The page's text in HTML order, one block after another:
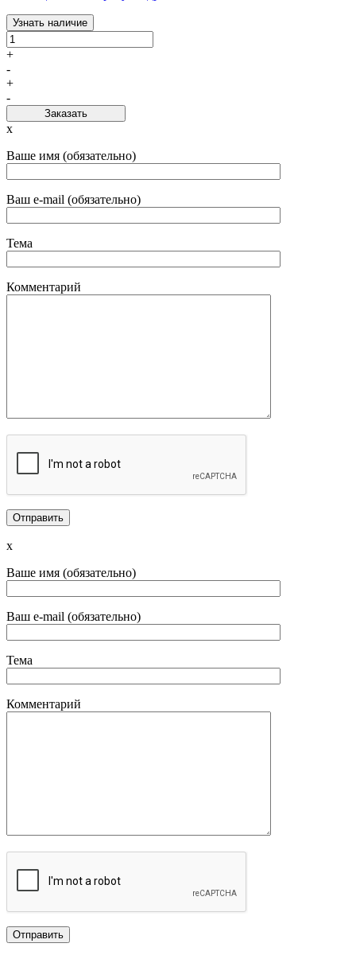
Узнать наличие
+
-
+
-
Заказать
x
Ваше имя (обязательно)
Ваш e-mail (обязательно)
Тема
Комментарий
x
Ваше имя (обязательно)
Ваш e-mail (обязательно)
Тема
Комментарий